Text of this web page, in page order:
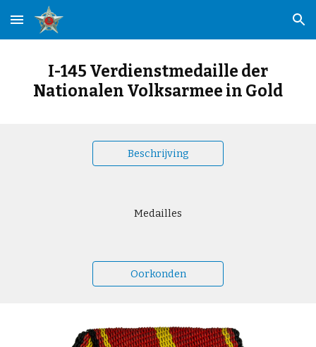
Skip to main content Skip to navigation
I-145 Verdienstmedaille der
Nationalen Volksarmee in Gold
Beschrijving
Medailles
Oorkonden